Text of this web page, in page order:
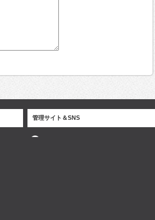
管理サイト＆SNS